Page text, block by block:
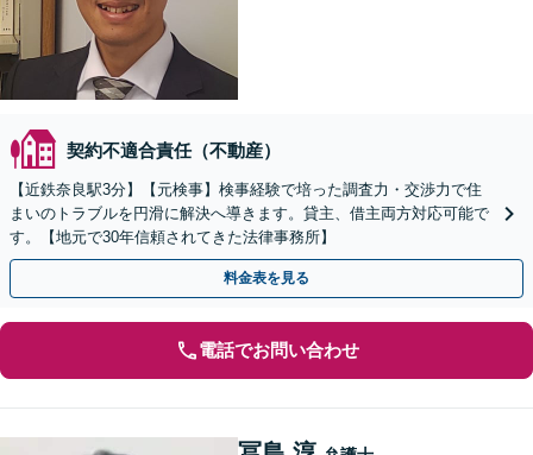
契約不適合責任（不動産）
【近鉄奈良駅3分】【元検事】検事経験で培った調査力・交渉力で住
まいのトラブルを円滑に解決へ導きます。貸主、借主両方対応可能で
す。【地元で30年信頼されてきた法律事務所】
料金表を見る
電話でお問い合わせ